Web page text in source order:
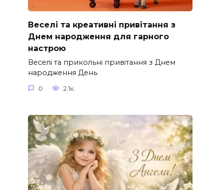
Веселі та креативні привітання з
Днем народження для гарного
настрою
Веселі та прикольні привітання з Днем
народження День
0 2.1к.